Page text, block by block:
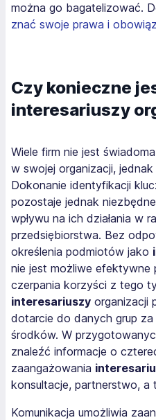
można go bagatelizować.
znać swoje prawa i
Czy konieczne
interesariuszy
Wiele firm nie jest
w swojej organizacji,
Dokonanie identyfikacji
pozostaje jednak
wpływu na ich działania w
przedsiębiorstwa. Bez
określenia podmiotów jako
nie jest możliwe efektywne
czerpania korzyści z tego
interesariuszy organizacji
dotarcie do danych grup
środków. W
znaleźć informacje o
zaangażowania
konsultacje, partnerstwo, a
Komunikacja umożliwia